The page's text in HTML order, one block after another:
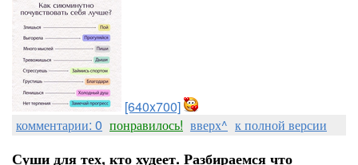
[640x700]
комментарии: 0 понравилось! вверх^ к полной версии
Суши для тех, кто худеет. Разбираемся что